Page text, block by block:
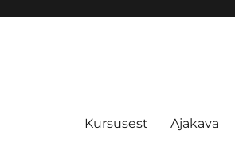
Kursusest Ajakava